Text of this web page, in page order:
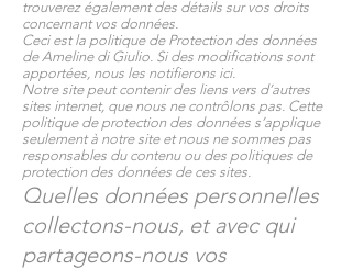
trouverez également des détails sur vos droits
concernant vos données.
Ceci est la politique de Protection des données
de Ameline di Giulio. Si des modifications sont
apportées, nous les notifierons ici.
Notre site peut contenir des liens vers d’autres
sites internet, que nous ne contrôlons pas. Cette
politique de protection des données s’applique
seulement à notre site et nous ne sommes pas
responsables du contenu ou des politiques de
protection des données de ces sites.
Quelles données personnelles
collectons-nous, et avec qui
partageons-nous vos